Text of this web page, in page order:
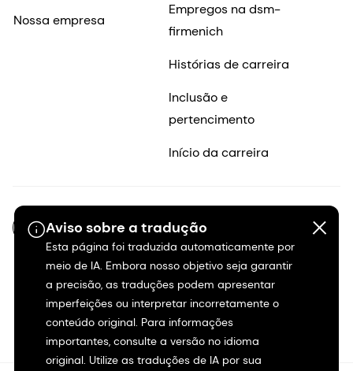
Aviso sobre a tradução
Esta página foi traduzida automaticamente por
meio de IA. Embora nosso objetivo seja garantir
a precisão, as traduções podem apresentar
imperfeições ou interpretar incorretamente o
conteúdo original. Para informações
importantes, consulte a versão no idioma
original. Utilize as traduções de IA por sua
Nossa empresa
Empregos na dsm-
firmenich
Histórias de carreira
Inclusão e
pertencimento
Início da carreira
PT-BR